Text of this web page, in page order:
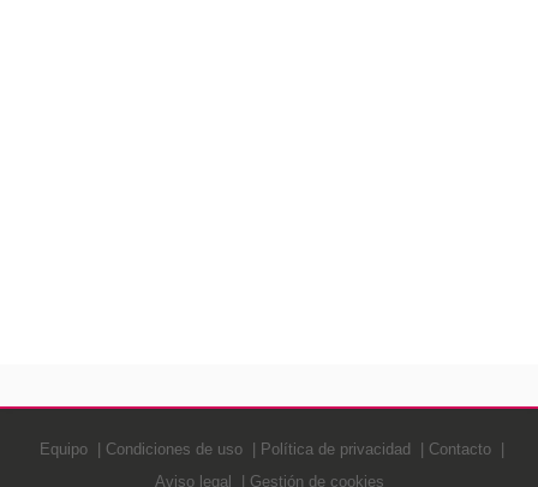
Equipo Condiciones de uso Política de privacidad
Contacto
Aviso legal
Gestión de cookies